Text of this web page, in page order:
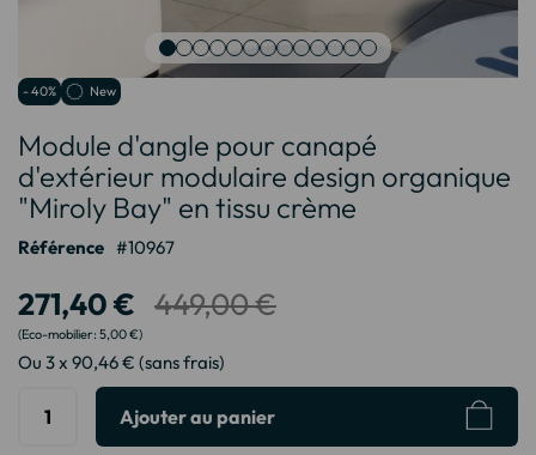
Passer
début
de
la
Galerie
d’images
- 40% New
Module d'angle pour canapé
d'extérieur modulaire design organique
"Miroly Bay" en tissu crème
Référence 10967
271,40 €
5,00 €
449,00 €
Ou 3 x 90,46 € (sans frais)
Ajouter au panier